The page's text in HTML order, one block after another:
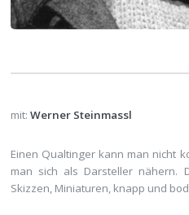
mit:Werner Steinmassl
Einen Qualtinger kann man nicht
man sich als Darsteller nähern.
Skizzen, Miniaturen, knapp und